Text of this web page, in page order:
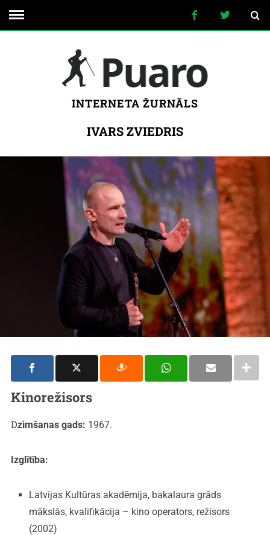
INTERNETA ŽURNĀLS
IVARS ZVIEDRIS
Kinorežisors
Dzimšanas gads: 1967.
Izglītība:
Latvijas Kultūras akadēmija, bakalaura grāds
mākslās, kvalifikācija – kino operators, režisors
(2002)